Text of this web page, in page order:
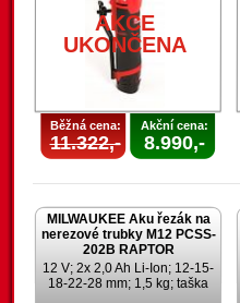
AKCE
UKONČENA
Běžná cena:
11.322,-
Akční cena:
8.990,-
MILWAUKEE Aku řezák na
nerezové trubky M12 PCSS-
202B RAPTOR
12 V; 2x 2,0 Ah Li-Ion; 12-15-
18-22-28 mm; 1,5 kg; taška